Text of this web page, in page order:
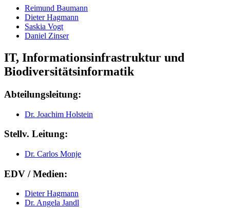
Reimund Baumann
Dieter Hagmann
Saskia Vogt
Daniel Zinser
IT, Informationsinfrastruktur und
Biodiversitätsinformatik
Abteilungsleitung:
Dr. Joachim Holstein
Stellv. Leitung:
Dr. Carlos Monje
EDV / Medien:
Dieter Hagmann
Dr. Angela Jandl